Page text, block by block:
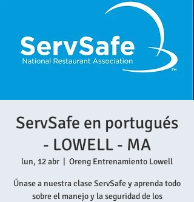
ServSafe en portugués
- LOWELL - MA
lun, 12 abr Oreng Entrenamiento Lowell
Únase a nuestra clase ServSafe y aprenda todo
sobre el manejo y la seguridad de los